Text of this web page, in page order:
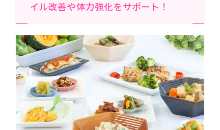
イル改善や体力強化をサポート！